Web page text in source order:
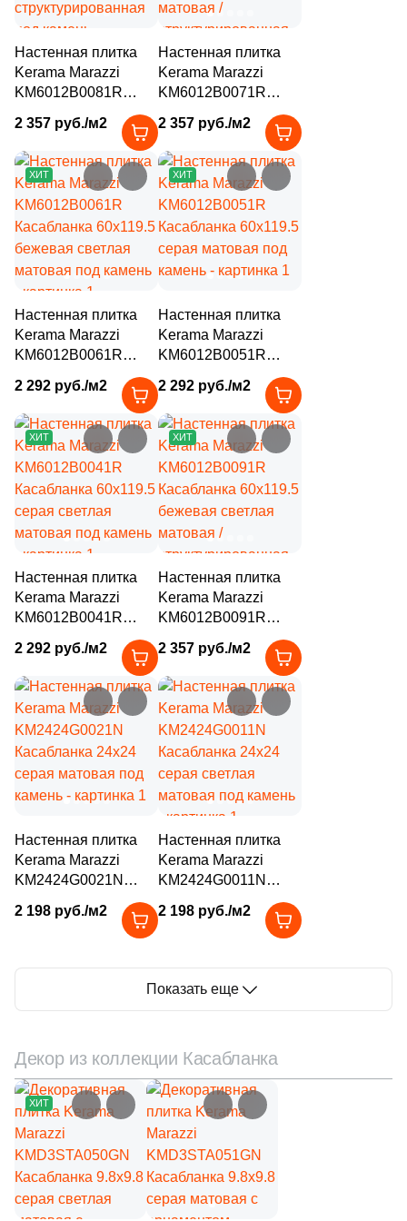
Flaviker (78)
Fondovalle ( 35 )
Fusure Ceramic (
GIGA-Line (44)
Gala (1
Gambini (76)
Gardenia Orchidea ( 29)
Gayafores (151 )
Geotiles (
Global Tile (583)
Globus Ceramica (10)
Goetan Ceramica (
Golden State (
Goldis Tile ( 103
Gracia Ceramica (100 )
Granoland (29
Grasaro (75)
Gravita (136)
Gres De Aragon (19
Gresant (110)
Gresse (42)
Harmony (66)
Ibero (
Idalgo (Керамика Будущего) (293)
Imola Ceramica ( 1229)
Impronta (2 )
Infinity (
Настенная плитка
Kerama Marazzi
KM6012B0081R
Касабланка 60x119.5
серая матовая /
структурированная
под камень
2 357 руб./м2
Настенная плитка
Kerama Marazzi
KM6012B0071R
Касабланка 60x119.5
серая светлая
матовая /
структурированная
под камень
2 357 руб./м2
ХИТ
Настенная плитка
Kerama Marazzi
KM6012B0061R
Касабланка 60x119.5
бежевая светлая
матовая под камень
2 292 руб./м2
ХИТ
Настенная плитка
Kerama Marazzi
KM6012B0051R
Касабланка 60x119.5
серая матовая под
камень
2 292 руб./м2
ХИТ
Настенная плитка
Kerama Marazzi
KM6012B0041R
Касабланка 60x119.5
серая светлая
матовая под камень
2 292 руб./м2
ХИТ
Настенная плитка
Kerama Marazzi
KM6012B0091R
Касабланка 60x119.5
бежевая светлая
матовая /
структурированная
под камень
2 357 руб./м2
Настенная плитка
Kerama Marazzi
KM2424G0021N
Касабланка 24x24
серая матовая под
2 198 руб./м2
Настенная плитка
Kerama Marazzi
KM2424G0011N
Касабланка 24x24
серая светлая
матовая под камень
2 198 руб./м2
Показать еще
Декор из коллекции Касабланка
ХИТ